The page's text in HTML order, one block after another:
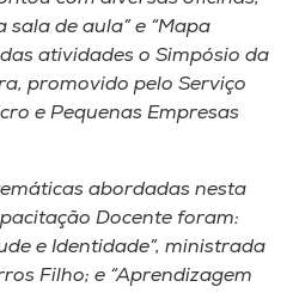
sala de aula” e “Mapa
atividades o Simpósio da
promovido pelo Serviço
e Pequenas Empresas
abordadas nesta
Docente foram:
e Identidade”, ministrada
Filho; e “Aprendizagem